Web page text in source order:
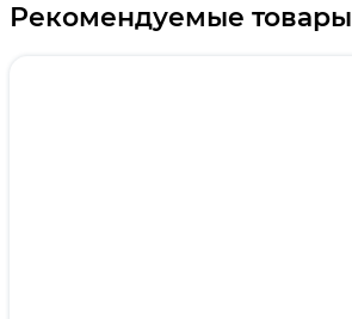
Рекомендуемые товары